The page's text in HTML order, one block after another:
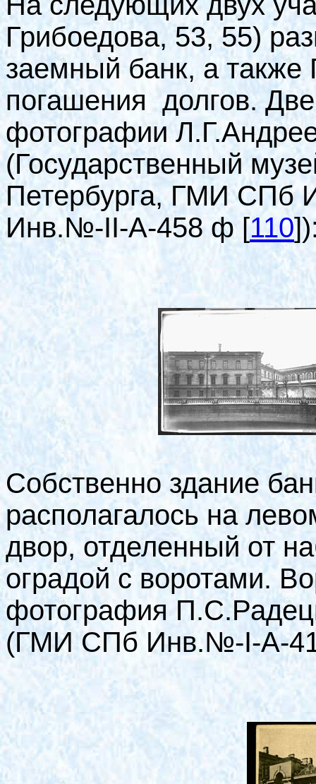
Грибоедова, 53, 55)
заемный банк, а также
погашения долгов.
фотографии
(Государственный
Петербурга, ГМИ
Инв.№-II-А-458 ф [110]
Собственно здание
располагалось на
двор, отделенный от
оградой с воротами.
фотография
(ГМИ СПб Инв.№-I-A-